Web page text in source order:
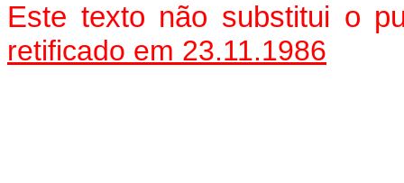
Este texto não substitui o
retificado em 23.11.1986